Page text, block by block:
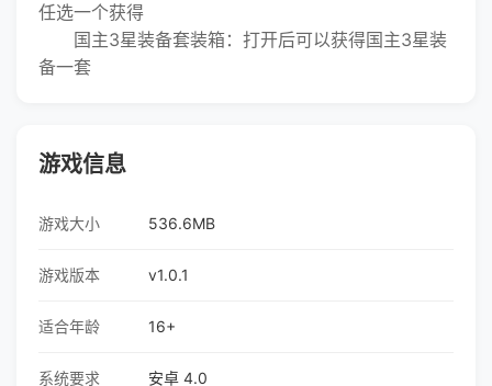
任选一个获得
国主3星装备套装箱：打开后可以获得国主3星装
备一套
游戏信息
游戏大小 536.6MB
游戏版本 v1.0.1
适合年龄 16+
系统要求 安卓 4.0